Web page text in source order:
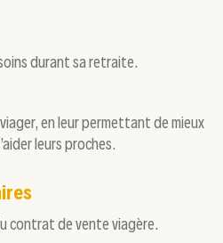
durant sa retraite.
en leur permettant de mieux
leurs proches.
contrat de vente viagère.